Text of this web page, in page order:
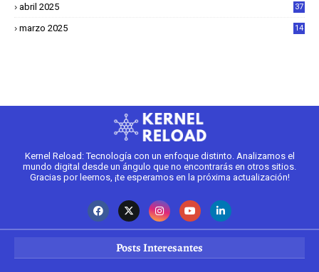
abril 2025
37
marzo 2025
14
Kernel Reload: Tecnología con un enfoque distinto. Analizamos el
mundo digital desde un ángulo que no encontrarás en otros sitios.
Gracias por leernos, ¡te esperamos en la próxima actualización!
Posts Interesantes